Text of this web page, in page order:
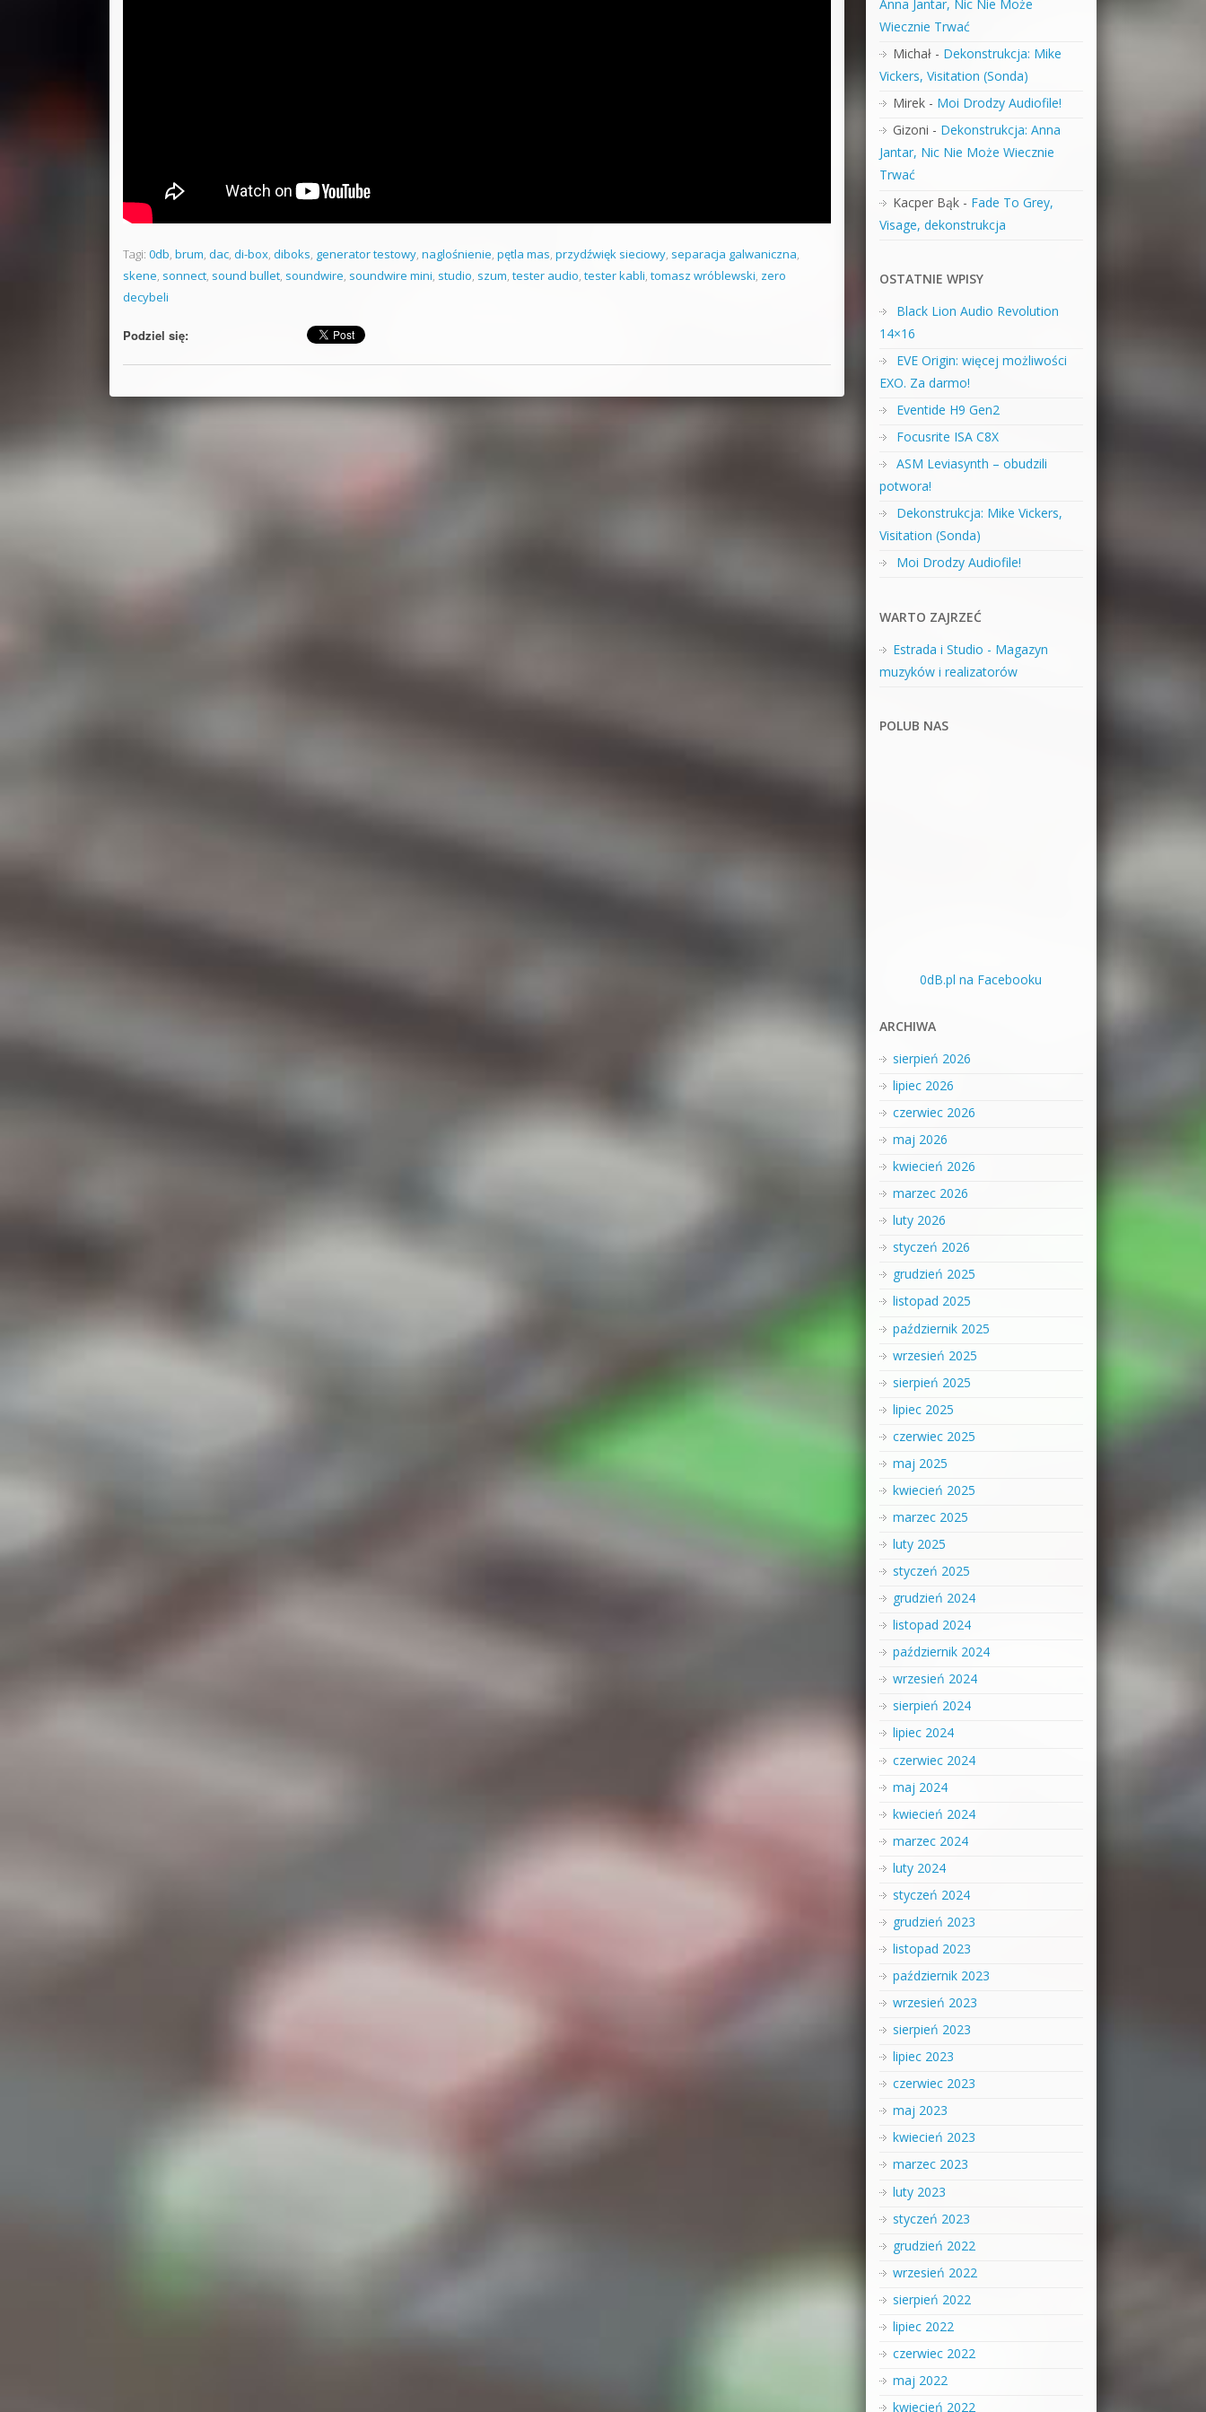
Tagi: 0db, brum, dac, di-box, diboks, generator testowy, naglośnienie, pętla mas, przydźwięk sieciowy, separacja galwaniczna,
skene, sonnect, sound bullet, soundwire, soundwire mini, studio, szum, tester audio, tester kabli, tomasz wróblewski, zero
decybeli
Podziel się:
Anna Jantar, Nic Nie Może
Wiecznie Trwać
Michał- Dekonstrukcja: Mike
Vickers, Visitation (Sonda)
Mirek- Moi Drodzy Audiofile!
Gizoni - Dekonstrukcja: Anna
Jantar, Nic Nie Może Wiecznie
Trwać
Kacper Bąk- Fade To Grey,
Visage, dekonstrukcja
OSTATNIE WPISY
Black Lion Audio Revolution
14×16
EVE Origin: więcej możliwości
EXO. Za darmo!
Eventide H9 Gen2
Focusrite ISA C8X
ASM Leviasynth – obudzili
potwora!
Dekonstrukcja: Mike Vickers,
Visitation (Sonda)
Moi Drodzy Audiofile!
WARTO ZAJRZEĆ
Estrada i Studio - Magazyn
muzyków i realizatorów
POLUB NAS
0dB.pl na Facebooku
ARCHIWA
sierpień 2026
lipiec 2026
czerwiec 2026
maj 2026
kwiecień 2026
marzec 2026
luty 2026
styczeń 2026
grudzień 2025
listopad 2025
październik 2025
wrzesień 2025
sierpień 2025
lipiec 2025
czerwiec 2025
maj 2025
kwiecień 2025
marzec 2025
luty 2025
styczeń 2025
grudzień 2024
listopad 2024
październik 2024
wrzesień 2024
sierpień 2024
lipiec 2024
czerwiec 2024
maj 2024
kwiecień 2024
marzec 2024
luty 2024
styczeń 2024
grudzień 2023
listopad 2023
październik 2023
wrzesień 2023
sierpień 2023
lipiec 2023
czerwiec 2023
maj 2023
kwiecień 2023
marzec 2023
luty 2023
styczeń 2023
grudzień 2022
wrzesień 2022
sierpień 2022
lipiec 2022
czerwiec 2022
maj 2022
kwiecień 2022